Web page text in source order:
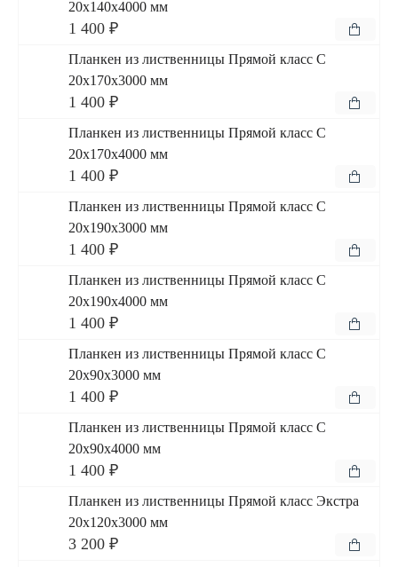
20x140x4000 мм
1 400 ₽
Планкен из лиственницы Прямой класс С
20x170x3000 мм
1 400 ₽
Планкен из лиственницы Прямой класс С
20x170x4000 мм
1 400 ₽
Планкен из лиственницы Прямой класс С
20x190x3000 мм
1 400 ₽
Планкен из лиственницы Прямой класс С
20x190x4000 мм
1 400 ₽
Планкен из лиственницы Прямой класс С
20x90x3000 мм
1 400 ₽
Планкен из лиственницы Прямой класс С
20x90x4000 мм
1 400 ₽
Планкен из лиственницы Прямой класс Экстра
20x120x3000 мм
3 200 ₽